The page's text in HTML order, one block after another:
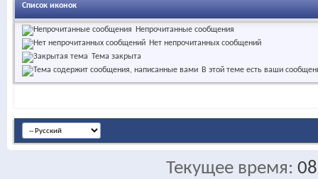
Список иконок
Непрочитанные сообщения
Нет непрочитанных сообщений
Тема закрыта
В этой теме есть ваши
Текущее время: